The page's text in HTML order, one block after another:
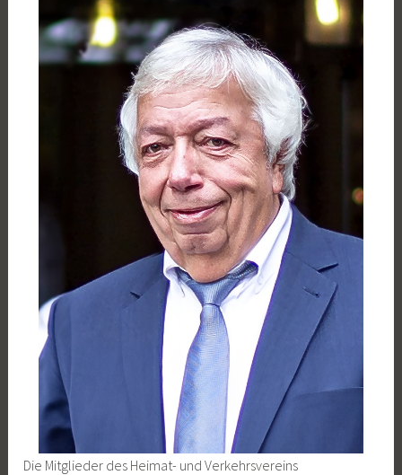
Die Mitglieder des Heimat- und Verkehrsvereins